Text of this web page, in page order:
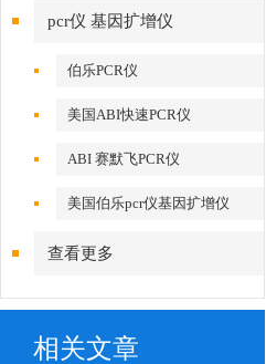
pcr仪 基因扩增仪
伯乐PCR仪
美国ABI快速PCR仪
ABI 赛默飞PCR仪
美国伯乐pcr仪基因扩增仪
查看更多
相关文章